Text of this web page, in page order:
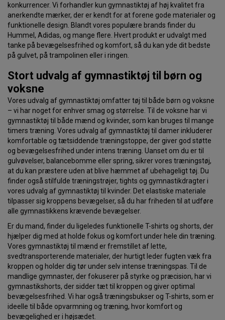
konkurrencer. Vi forhandler kun gymnastiktøj af høj kvalitet fra
anerkendte mærker, der er kendt for at forene gode materialer og
funktionelle design. Blandt vores populære brands finder du
Hummel, Adidas, og mange flere. Hvert produkt er udvalgt med
tanke på bevægelsesfrihed og komfort, så du kan yde dit bedste
på gulvet, på trampolinen eller i ringen.
Stort udvalg af gymnastiktøj til børn og
voksne
Vores udvalg af gymnastiktøj omfatter tøj til både børn og voksne
– vi har noget for enhver smag og størrelse. Til de voksne har vi
gymnastiktøj til både mænd og kvinder, som kan bruges til mange
timers træning. Vores udvalg af gymnastiktøj til damer inkluderer
komfortable og tætsiddende træningstoppe, der giver god støtte
og bevægelsesfrihed under intens træning. Uanset om du er til
gulvøvelser, balancebomme eller spring, sikrer vores træningstøj,
at du kan præstere uden at blive hæmmet af ubehageligt tøj. Du
finder også stilfulde træningstrøjer, tights og gymnastikdragter i
vores udvalg af gymnastiktøj til kvinder. Det elastiske materiale
tilpasser sig kroppens bevægelser, så du har friheden til at udføre
alle gymnastikkens krævende bevægelser.
Er du mand, finder du ligeledes funktionelle T-shirts og shorts, der
hjælper dig med at holde fokus og komfort under hele din træning.
Vores gymnastiktøj til mænd er fremstillet af lette,
svedtransporterende materialer, der hurtigt leder fugten væk fra
kroppen og holder dig tør under selv intense træningspas. Til de
mandlige gymnaster, der fokuserer på styrke og præcision, har vi
gymnastikshorts, der sidder tæt til kroppen og giver optimal
bevægelsesfrihed. Vi har også træningsbukser og T-shirts, som er
ideelle til både opvarmning og træning, hvor komfort og
bevægelighed er i højsædet.